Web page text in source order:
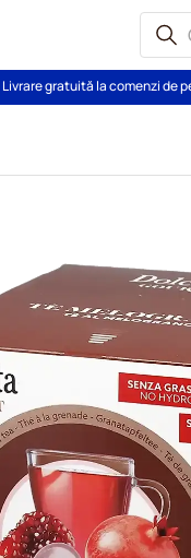
Livrare gratuită la comenzi de